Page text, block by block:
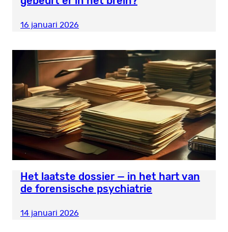
16 januari 2026
Het laatste dossier — in het hart van
de forensische psychiatrie
14 januari 2026